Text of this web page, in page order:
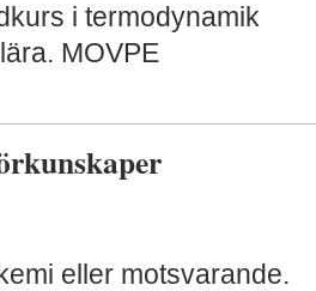
i termodynamik
MOVPE
eller motsvarande.